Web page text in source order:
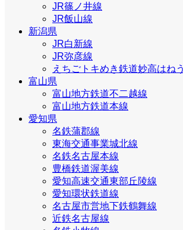
JR篠ノ井線
JR飯山線
新潟県
JR白新線
JR弥彦線
えちごトキめき鉄道妙高はね
富山県
富山地方鉄道不二越線
富山地方鉄道本線
愛知県
名鉄蒲郡線
東海交通事業城北線
名鉄名古屋本線
豊橋鉄道渥美線
愛知高速交通東部丘陵線
愛知環状鉄道線
名古屋市営地下鉄鶴舞線
近鉄名古屋線